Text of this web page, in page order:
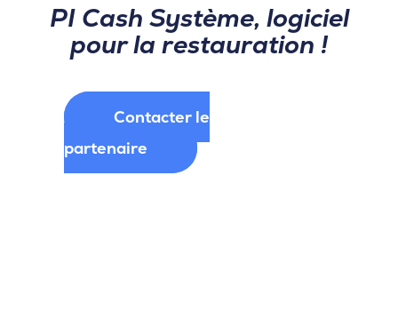
PI Cash Système, logiciel
pour la restauration !
Contacter le
partenaire